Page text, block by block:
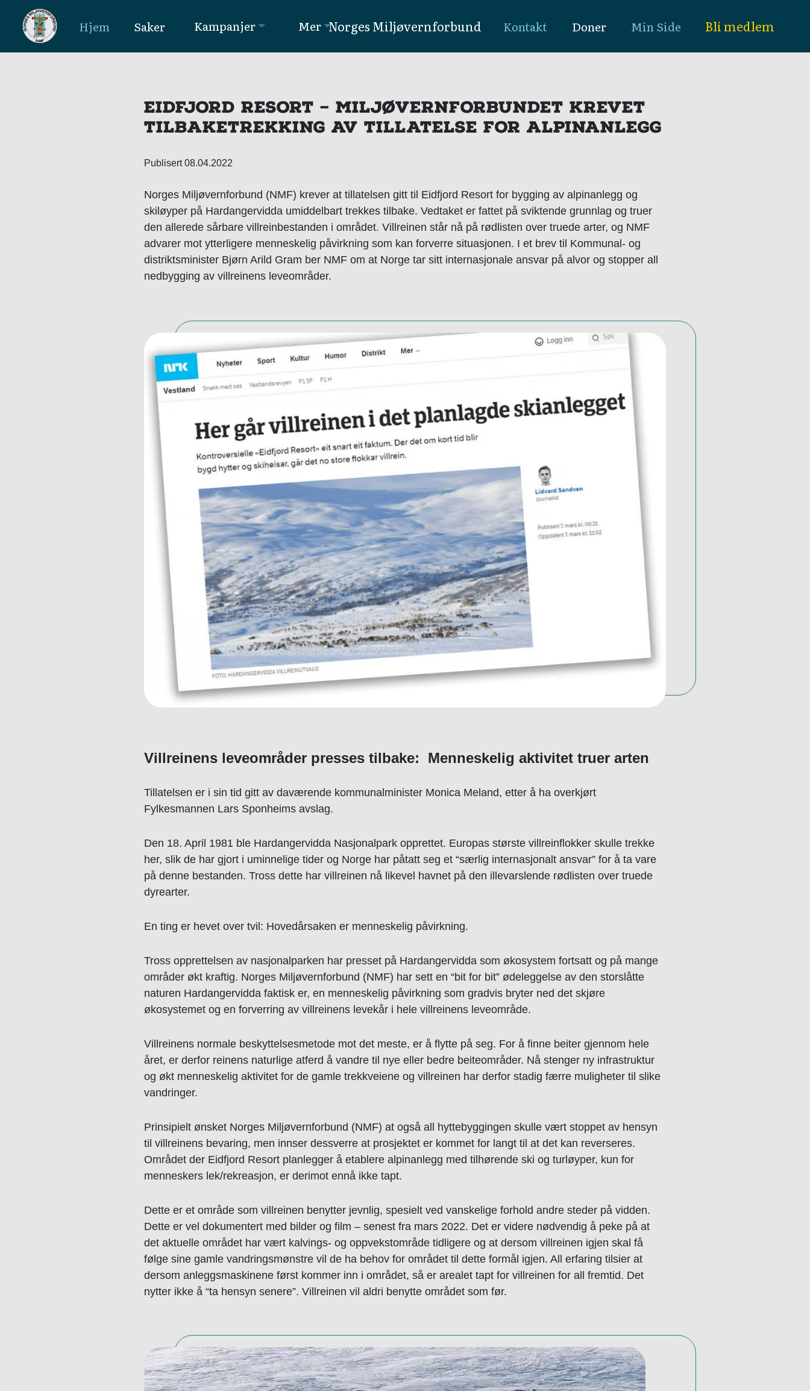
MAIN NAVIGATION
Hjem Saker Kampanjer Mer Norges Miljøvernforbund Kontakt Doner Min Side Bli medlem
EIDFJORD RESORT – MILJØVERNFORBUNDET KREVET
TILBAKETREKKING AV TILLATELSE FOR ALPINANLEGG
Publisert 08.04.2022
Norges Miljøvernforbund (NMF) krever at tillatelsen gitt til Eidfjord Resort for bygging av alpinanlegg og
skiløyper på Hardangervidda umiddelbart trekkes tilbake. Vedtaket er fattet på sviktende grunnlag og truer
den allerede sårbare villreinbestanden i området. Villreinen står nå på rødlisten over truede arter, og NMF
advarer mot ytterligere menneskelig påvirkning som kan forverre situasjonen. I et brev til Kommunal- og
distriktsminister Bjørn Arild Gram ber NMF om at Norge tar sitt internasjonale ansvar på alvor og stopper all
nedbygging av villreinens leveområder.
Villreinens leveområder presses tilbake: Menneskelig aktivitet truer arten
Tillatelsen er i sin tid gitt av daværende kommunalminister Monica Meland, etter å ha overkjørt
Fylkesmannen Lars Sponheims avslag.
Den 18. April 1981 ble Hardangervidda Nasjonalpark opprettet. Europas største villreinflokker skulle trekke
her, slik de har gjort i uminnelige tider og Norge har påtatt seg et “særlig internasjonalt ansvar” for å ta vare
på denne bestanden. Tross dette har villreinen nå likevel havnet på den illevarslende rødlisten over truede
dyrearter.
En ting er hevet over tvil: Hovedårsaken er menneskelig påvirkning.
Tross opprettelsen av nasjonalparken har presset på Hardangervidda som økosystem fortsatt og på mange
områder økt kraftig. Norges Miljøvernforbund (NMF) har sett en “bit for bit” ødeleggelse av den storslåtte
naturen Hardangervidda faktisk er, en menneskelig påvirkning som gradvis bryter ned det skjøre
økosystemet og en forverring av villreinens levekår i hele villreinens leveområde.
Villreinens normale beskyttelsesmetode mot det meste, er å flytte på seg. For å finne beiter gjennom hele
året, er derfor reinens naturlige atferd å vandre til nye eller bedre beiteområder. Nå stenger ny infrastruktur
og økt menneskelig aktivitet for de gamle trekkveiene og villreinen har derfor stadig færre muligheter til slike
vandringer.
Prinsipielt ønsket Norges Miljøvernforbund (NMF) at også all hyttebyggingen skulle vært stoppet av hensyn
til villreinens bevaring, men innser dessverre at prosjektet er kommet for langt til at det kan reverseres.
Området der Eidfjord Resort planlegger å etablere alpinanlegg med tilhørende ski og turløyper, kun for
menneskers lek/rekreasjon, er derimot ennå ikke tapt.
Dette er et område som villreinen benytter jevnlig, spesielt ved vanskelige forhold andre steder på vidden.
Dette er vel dokumentert med bilder og film – senest fra mars 2022. Det er videre nødvendig å peke på at
det aktuelle området har vært kalvings- og oppvekstområde tidligere og at dersom villreinen igjen skal få
følge sine gamle vandringsmønstre vil de ha behov for området til dette formål igjen. All erfaring tilsier at
dersom anleggsmaskinene først kommer inn i området, så er arealet tapt for villreinen for all fremtid. Det
nytter ikke å “ta hensyn senere”. Villreinen vil aldri benytte området som før.